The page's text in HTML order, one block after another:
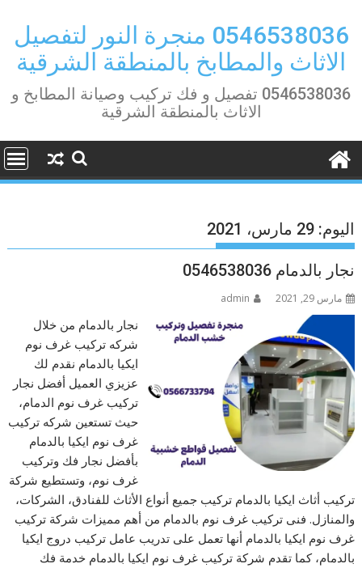
content
0546538036 منجرة النور لتفصيل
الاثاث والمطابخ بالمنطقة الشرقية
0546538036 تفصيل و فك تركيب وصيانة المطابخ و
الاثاث بالمنطقة الشرقية
اليوم:29 مارس، 2021
نجار بالدمام 0546538036
مارس 29, 2021 admin
نجار بالدمام من خلال
شركه تركيب غرف نوم
ايكيا بالدمام نقدم لك
عزيزي العميل أفضل نجار
تركيب غرف نوم الدمام،
حيث تستعين شركه تركيب
غرف نوم ايكيا بالدمام
بأفضل نجار فك وتركيب
غرف نوم، وتستطيع شركة
تركيب أثاث ايكيا بالدمام تركيب جميع أنواع الأثاث للفنادق، الشركات،
والمنازل. فنى تركيب غرف نوم بالدمام من أهم مميزات شركة تركيب
غرف نوم ايكيا بالدمام أنها تعمل على تدريب عامل تركيب دروج ايكيا
بالدمام، كما تقدم شركة تركيب غرف نوم ايكيا بالدمام خدمة فك